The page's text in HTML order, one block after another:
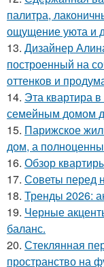
палитра,
ощущение уюта и
13. Дизайнер
построенный на
оттенков и
14. Эта квартира
семейным домом
15. Парижское
дом, а
16. Обзор
17. Советы перед
18. Тренды 2026:
19. Черные
баланс.
20. Стеклянная
пространство на